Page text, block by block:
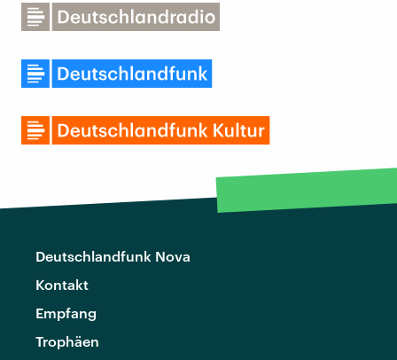
Deutschlandfunk Nova
Kontakt
Empfang
Trophäen